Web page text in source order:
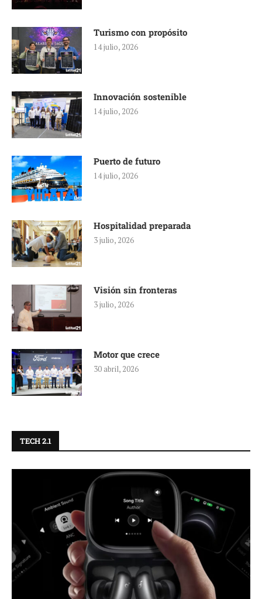
Turismo con propósito
14 julio, 2026
Innovación sostenible
14 julio, 2026
Puerto de futuro
14 julio, 2026
Hospitalidad preparada
3 julio, 2026
Visión sin fronteras
3 julio, 2026
Motor que crece
30 abril, 2026
TECH 2.1